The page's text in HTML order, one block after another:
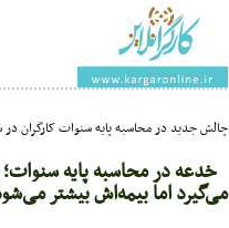
چالش جدید در محاسبه پایه سنوات کارگران در سال
خدعه در محاسبه پایه
می‌گیرد اما بیمه‌اش بیشتر